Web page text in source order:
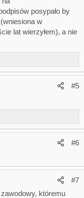
posypało by
w
lat wierzyłem), a nie
#5
#6
#7
któremu